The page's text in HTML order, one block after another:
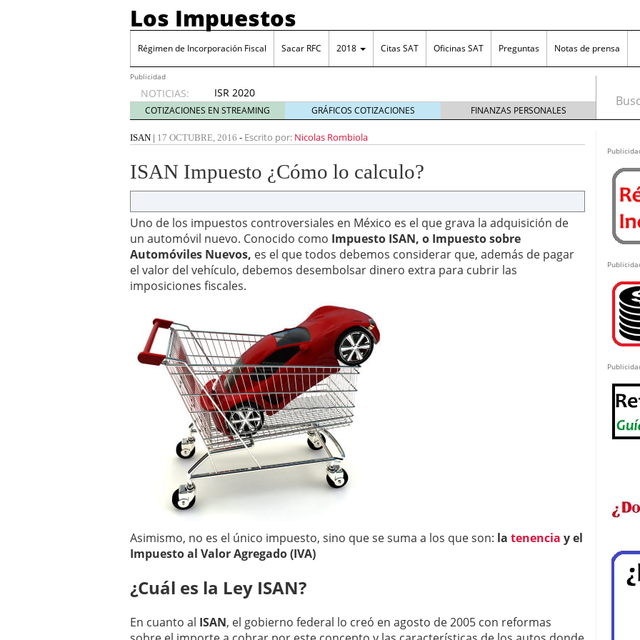
Los Impuestos
Régimen de Incorporación Fiscal Sacar RFC 2018 Citas SAT Oficinas SAT Preguntas Notas de prensa
Publicidad
NOTICIAS:
ISR 2020
diciembre
31, 2019
ISR 2019: Estímulos en zona fronteriza
Sacar RFC ¿Cómo inscribirse en el RFC? febrero 26, 2013
Cinco industrias donde el diseño es tan importante como la funcionalidad
julio 20, 2026
Cuenta financiada trading en México: cómo funciona, cuánto se puede
Plantilla de vacaciones en Excel: la solución práctica para organizar el
tiempo de descanso en las empresas junio 18, 2026
Grupak y el análisis de costos ante posibles incrementos en los plásticos
junio 16, 2026
10 Mejores herramientas de editor PDF online junio 15, 2026
COTIZACIONES EN STREAMING GRÁFICOS COTIZACIONES FINANZAS PERSONALES
ISAN | 17 OCTUBRE, 2016 - Escrito por: Nicolas Rombiola
ISAN Impuesto ¿Cómo lo calculo?
Uno de los impuestos controversiales en México es el que grava la adquisición de
un automóvil nuevo. Conocido como Impuesto ISAN, o Impuesto sobre
Automóviles Nuevos, es el que todos debemos considerar que, además de pagar
el valor del vehículo, debemos desembolsar dinero extra para cubrir las
imposiciones fiscales.
Asimismo, no es el único impuesto, sino que se suma a los que son: la tenencia y el
Impuesto al Valor Agregado (IVA)
¿Cuál es la Ley ISAN?
En cuanto al ISAN, el gobierno federal lo creó en agosto de 2005 con reformas